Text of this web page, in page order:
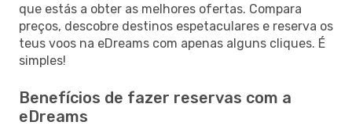
que estás a obter as melhores ofertas. Compara
preços, descobre destinos espetaculares e reserva os
teus voos na eDreams com apenas alguns cliques. É
simples!
Benefícios de fazer reservas com a
eDreams